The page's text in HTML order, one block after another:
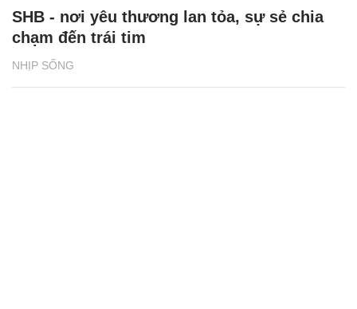
NHỊP SỐNG
SHB - nơi yêu thương lan tỏa, sự sẻ chia
chạm đến trái tim